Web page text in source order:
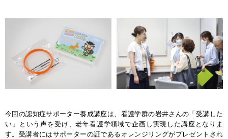
今回の認知症サポーター養成講座は、看護学群の岩井さんの「受講した
い」という声を受け、老年看護学領域で企画し実現した講座となりま
す。受講者にはサポーターの証であるオレンジリングがプレゼントされ